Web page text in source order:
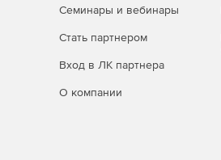
Семинары и вебинары
Стать партнером
Вход в ЛК партнера
О компании